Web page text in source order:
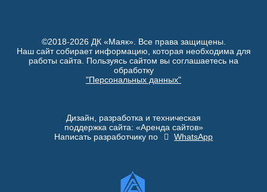
©2018-2026 ДК «Маяк». Все права защищены.
Наш сайт собирает информацию, которая необходима для
работы сайта. Пользуясь сайтом вы соглашаетесь на
обработку
"Персональных данных"
Дизайн, разработка и техническая
поддержка сайта: «Аренда сайтов»
Написать разработчику по
WhatsApp